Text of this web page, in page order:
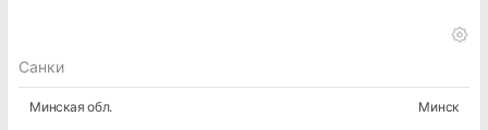
Санки
Минская обл. Минск